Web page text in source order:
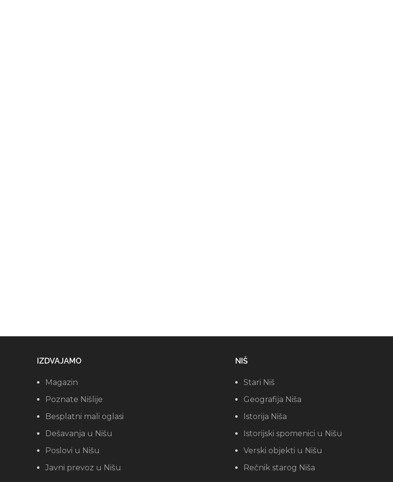
IZDVAJAMO
Magazin
Poznate Nišlije
Besplatni mali oglasi
Dešavanja u Nišu
Poslovi u Nišu
Javni prevoz u Nišu
NIŠ
Stari Niš
Geografija Niša
Istorija Niša
Istorijski spomenici u Nišu
Verski objekti u Nišu
Rečnik starog Niša